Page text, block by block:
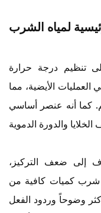
لمياه الشرب
تنظيم درجة حرارة
الأيضية، مما
كما أنه عنصر أساسي
إلى ضعف التركيز،
شرب كميات كافية من
وضوحاً وردود الفعل